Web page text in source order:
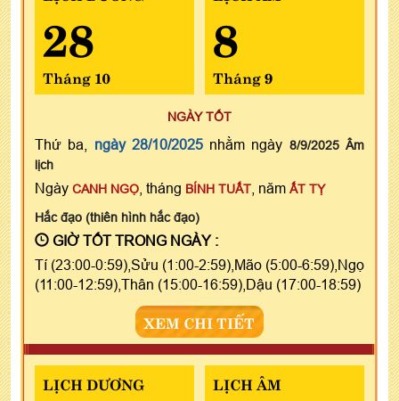
28
Tháng 10
8
Tháng 9
NGÀY TỐT
Thứ ba, ngày 28/10/2025nhằm ngày 8/9/2025 Âm
lịch
Ngày CANH NGỌ , tháng BÍNH TUẤT , năm ẤT TỴ
Hắc đạo (thiên hình hắc đạo)
GIỜ TỐT TRONG NGÀY :
Tí (23:00-0:59),Sửu (1:00-2:59),Mão (5:00-6:59),Ngọ
(11:00-12:59),Thân (15:00-16:59),Dậu (17:00-18:59)
XEM CHI TIẾT
LỊCH DƯƠNG LỊCH ÂM